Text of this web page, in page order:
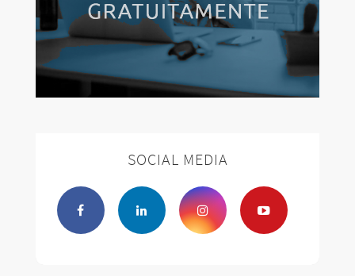
SOCIAL MEDIA